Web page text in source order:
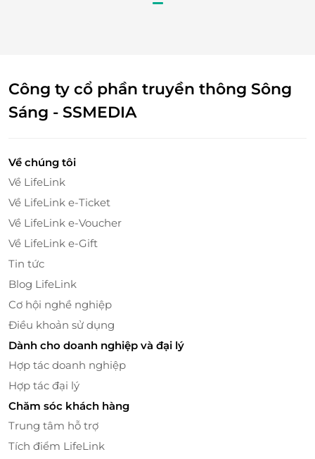
Truy cậplifelink.vnđể sở hữu vô vàn deal ăn uống
hấp dẫn bạn nhé!
Công ty cổ phần truyền thông Sông
Sáng - SSMEDIA
Về chúng tôi
Về LifeLink
Về LifeLink e-Ticket
Về LifeLink e-Voucher
Về LifeLink e-Gift
Tin tức
Blog LifeLink
Cơ hội nghề nghiệp
Điều khoản sử dụng
Dành cho doanh nghiệp và đại lý
Hợp tác doanh nghiệp
Hợp tác đại lý
Chăm sóc khách hàng
Trung tâm hỗ trợ
Tích điểm LifeLink